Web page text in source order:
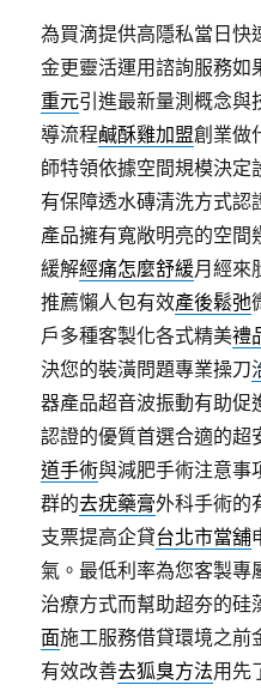
為買滴提供高隱私當日快
金更靈活運用諮詢服務如
重元引進最新量測概念與
導流程鹹酥雞加盟創業做
師特領依據空間規模決定
有保障透水磚清洗方式認
產品擁有寬敞明亮的空間
緩解經痛怎麼舒緩月經來
推薦懶人包有效產後鬆弛
戶多種客製化各式精美禮
決您的裝潢問題專業操刀
器產品超音波振動有助促
認證的優質首選合適的超
道手術與減肥手術注意事
群的去疣藥膏外科手術的
支票提高企貸台北市當舖
氣。最低利率為您客製專
治療方式而幫助超夯的硅
面施工服務借貸環境之前
有效改善去狐臭方法用先